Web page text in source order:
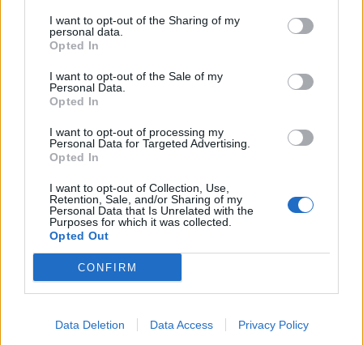
I want to opt-out of the Sharing of my
personal data.
Opted In
I want to opt-out of the Sale of my
Personal Data.
Opted In
I want to opt-out of processing my
Personal Data for Targeted Advertising.
Opted In
I want to opt-out of Collection, Use,
Retention, Sale, and/or Sharing of my
Personal Data that Is Unrelated with the
Purposes for which it was collected.
Opted Out
CONFIRM
Data Deletion Data Access Privacy Policy
Send oss bilde av ditt høl
– Nå har det gått for langt